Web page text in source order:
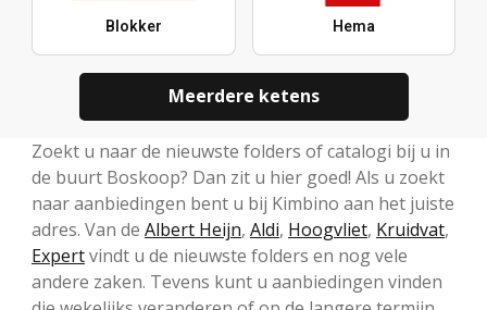
Blokker Hema
Meerdere ketens
Zoekt u naar de nieuwste folders of catalogi bij u in
de buurt Boskoop? Dan zit u hier goed! Als u zoekt
naar aanbiedingen bent u bij Kimbino aan het juiste
adres. Van de Albert Heijn, Aldi, Hoogvliet, Kruidvat,
Expertvindt u de nieuwste folders en nog vele
andere zaken. Tevens kunt u aanbiedingen vinden